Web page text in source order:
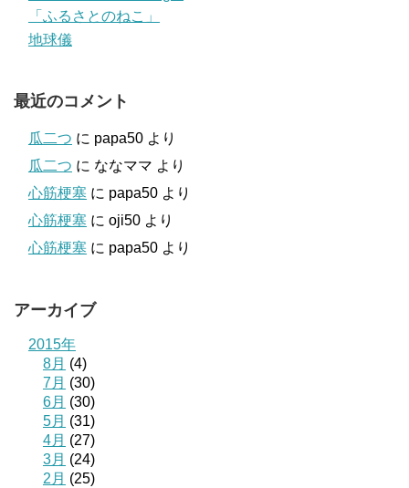
「ふるさとのねこ」
地球儀
最近のコメント
瓜二つ に papa50 より
瓜二つ に ななママ より
心筋梗塞 に papa50 より
心筋梗塞 に oji50 より
心筋梗塞 に papa50 より
アーカイブ
2015年
8月 (4)
7月 (30)
6月 (30)
5月 (31)
4月 (27)
3月 (24)
2月 (25)